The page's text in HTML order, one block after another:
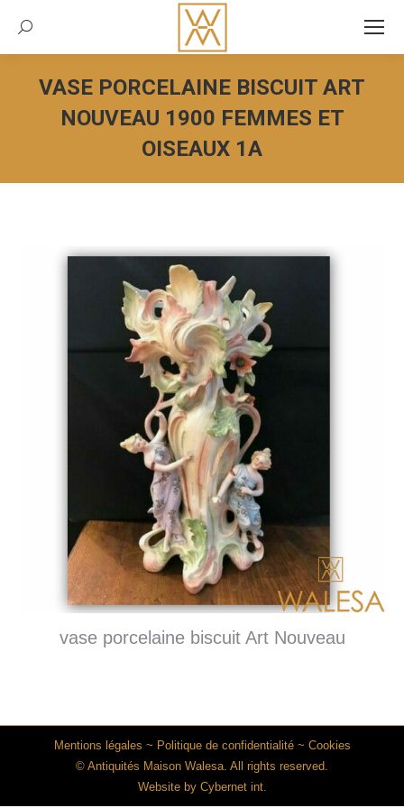
Recherche:
VASE PORCELAINE BISCUIT ART
NOUVEAU 1900 FEMMES ET
OISEAUX 1A
Vous êtes ici :
vase porcelaine biscuit Art Nouveau
Mentions légales ~ Politique de confidentialité~ Cookies
© Antiquités Maison Walesa. All rights reserved.
Website by Cybernet int.